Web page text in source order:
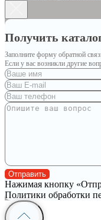
Получить
Заполните форму обратной
Если у вас возникли другие
Отправить
Нажимая кнопку
Политики обработки